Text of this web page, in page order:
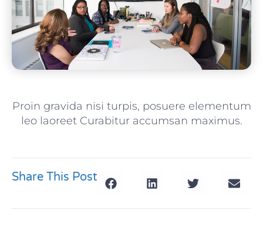
Proin gravida nisi turpis, posuere elementum
leo laoreet Curabitur accumsan maximus.
Share This Post